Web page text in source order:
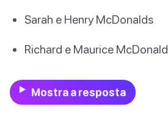
Sarah e Henry McDonalds
Richard e Maurice McDonald
Mostra a resposta